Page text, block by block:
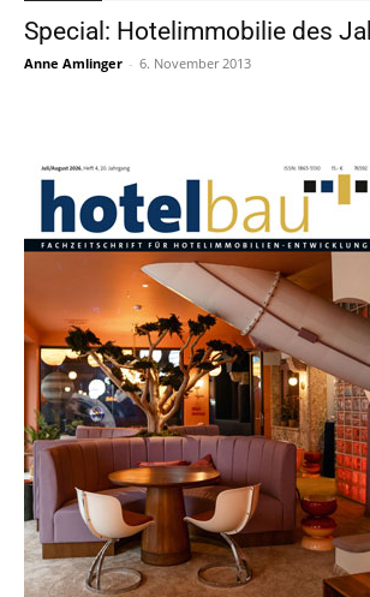
Special: Hotelimmobilie des
Anne Amlinger - 6. November 2013